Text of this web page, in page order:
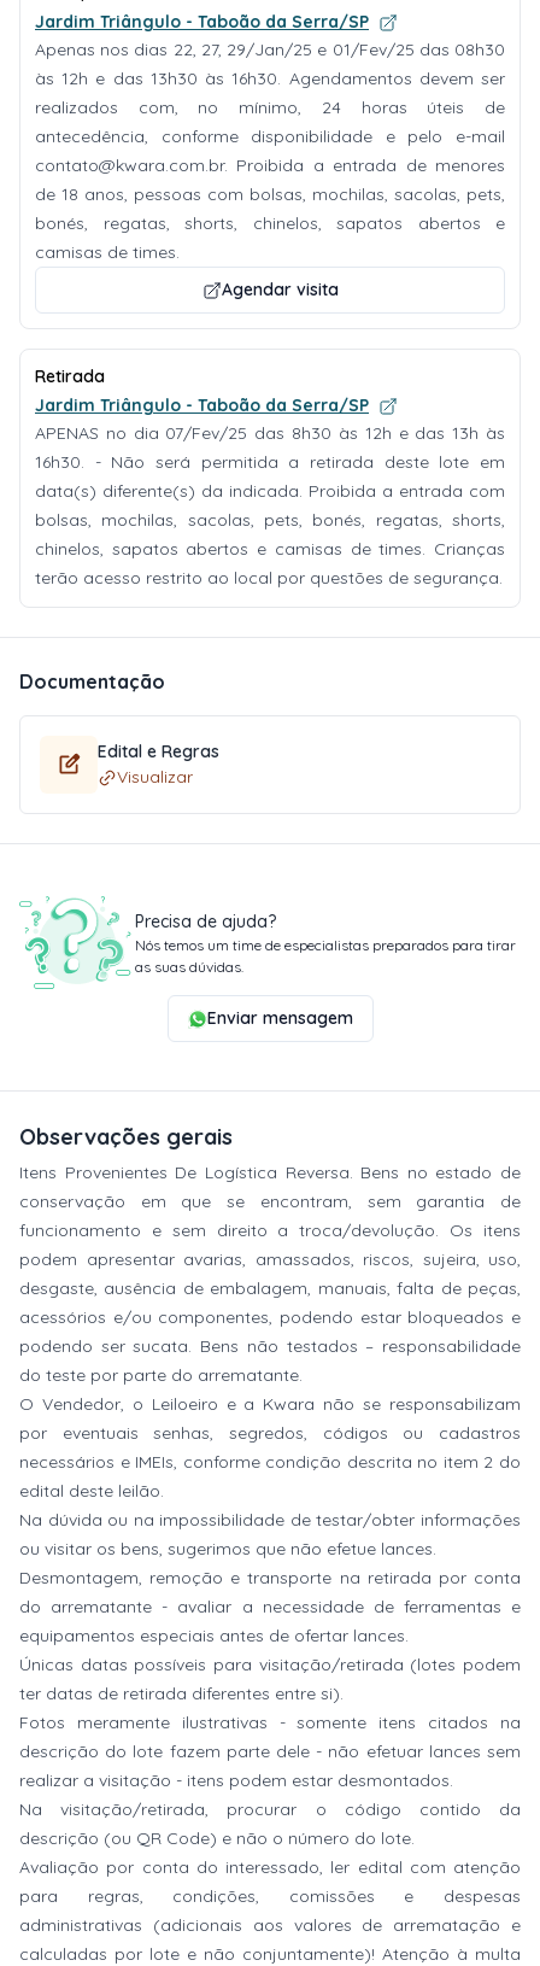
Jardim Triângulo - Taboão da Serra/SP
Apenas nos dias 22, 27, 29/Jan/25 e 01/Fev/25 das 08h30
às 12h e das 13h30 às 16h30. Agendamentos devem ser
realizados com, no mínimo, 24 horas úteis de
antecedência, conforme disponibilidade e pelo e-mail
contato@kwara.com.br. Proibida a entrada de menores
de 18 anos, pessoas com bolsas, mochilas, sacolas, pets,
bonés, regatas, shorts, chinelos, sapatos abertos e
camisas de times.
Agendar visita
Retirada
Jardim Triângulo - Taboão da Serra/SP
APENAS no dia 07/Fev/25 das 8h30 às 12h e das 13h às
16h30. - Não será permitida a retirada deste lote em
data(s) diferente(s) da indicada. Proibida a entrada com
bolsas, mochilas, sacolas, pets, bonés, regatas, shorts,
chinelos, sapatos abertos e camisas de times. Crianças
terão acesso restrito ao local por questões de segurança.
Documentação
Edital e Regras
Visualizar
Precisa de ajuda?
Nós temos um time de especialistas preparados para tirar
as suas dúvidas.
Enviar mensagem
Observações gerais
Itens Provenientes De Logística Reversa. Bens no estado de
conservação em que se encontram, sem garantia de
funcionamento e sem direito a troca/devolução. Os itens
podem apresentar avarias, amassados, riscos, sujeira, uso,
desgaste, ausência de embalagem, manuais, falta de peças,
acessórios e/ou componentes, podendo estar bloqueados e
podendo ser sucata. Bens não testados – responsabilidade
do teste por parte do arrematante.
O Vendedor, o Leiloeiro e a Kwara não se responsabilizam
por eventuais senhas, segredos, códigos ou cadastros
necessários e IMEIs, conforme condição descrita no item 2 do
edital deste leilão.
Na dúvida ou na impossibilidade de testar/obter informações
ou visitar os bens, sugerimos que não efetue lances.
Desmontagem, remoção e transporte na retirada por conta
do arrematante - avaliar a necessidade de ferramentas e
equipamentos especiais antes de ofertar lances.
Únicas datas possíveis para visitação/retirada (lotes podem
ter datas de retirada diferentes entre si).
Fotos meramente ilustrativas - somente itens citados na
descrição do lote fazem parte dele - não efetuar lances sem
realizar a visitação - itens podem estar desmontados.
Na visitação/retirada, procurar o código contido da
descrição (ou QR Code) e não o número do lote.
Avaliação por conta do interessado, ler edital com atenção
para regras, condições, comissões e despesas
administrativas (adicionais aos valores de arrematação e
calculadas por lote e não conjuntamente)! Atenção à multa